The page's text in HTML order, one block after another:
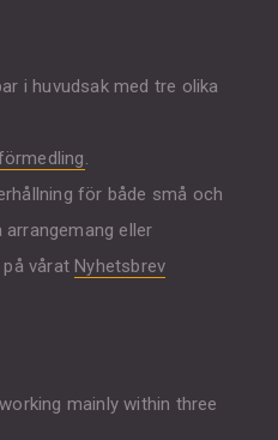
i huvudsak med tre olika
.
för både små och
eller
vårat Nyhetsbrev
mainly within three